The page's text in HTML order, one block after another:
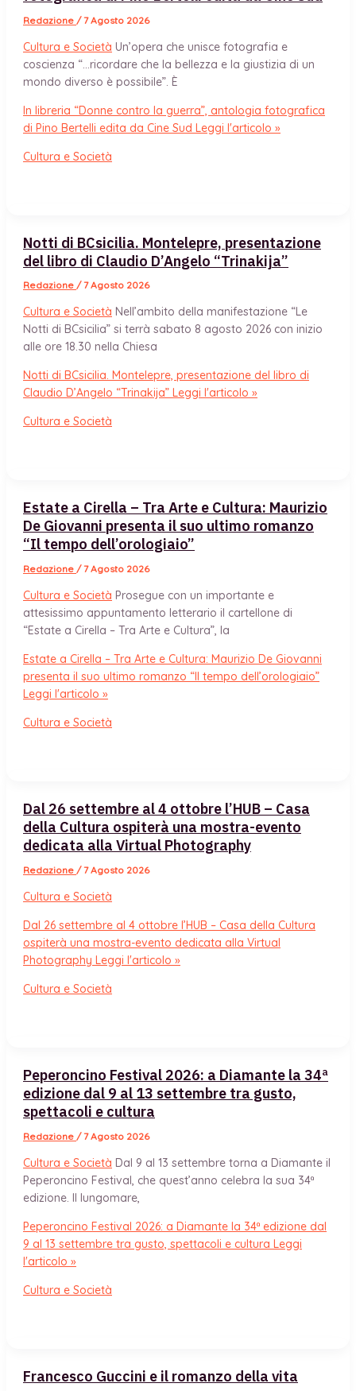
Redazione /7 Agosto 2026
Cultura e Società Un’opera che unisce fotografia e
coscienza “…ricordare che la bellezza e la giustizia di un
mondo diverso è possibile”. È
In libreria “Donne contro la guerra”, antologia fotografica
di Pino Bertelli edita da Cine Sud Leggi l'articolo »
Cultura e Società
Notti di BCsicilia. Montelepre, presentazione
del libro di Claudio D’Angelo “Trinakija”
Redazione /7 Agosto 2026
Cultura e Società Nell’ambito della manifestazione “Le
Notti di BCsicilia” si terrà sabato 8 agosto 2026 con inizio
alle ore 18.30 nella Chiesa
Notti di BCsicilia. Montelepre, presentazione del libro di
Claudio D’Angelo “Trinakija” Leggi l'articolo »
Cultura e Società
Estate a Cirella – Tra Arte e Cultura: Maurizio
De Giovanni presenta il suo ultimo romanzo
“Il tempo dell’orologiaio”
Redazione /7 Agosto 2026
Cultura e Società Prosegue con un importante e
attesissimo appuntamento letterario il cartellone di
“Estate a Cirella – Tra Arte e Cultura”, la
Estate a Cirella – Tra Arte e Cultura: Maurizio De Giovanni
presenta il suo ultimo romanzo “Il tempo dell’orologiaio”
Leggi l'articolo »
Cultura e Società
Dal 26 settembre al 4 ottobre l’HUB – Casa
della Cultura ospiterà una mostra-evento
dedicata alla Virtual Photography
Redazione /7 Agosto 2026
Cultura e Società
Dal 26 settembre al 4 ottobre l’HUB – Casa della Cultura
ospiterà una mostra-evento dedicata alla Virtual
Photography Leggi l'articolo »
Cultura e Società
Peperoncino Festival 2026: a Diamante la 34ª
edizione dal 9 al 13 settembre tra gusto,
spettacoli e cultura
Redazione /7 Agosto 2026
Cultura e Società Dal 9 al 13 settembre torna a Diamante il
Peperoncino Festival, che quest’anno celebra la sua 34ª
edizione. Il lungomare,
Peperoncino Festival 2026: a Diamante la 34ª edizione dal
9 al 13 settembre tra gusto, spettacoli e cultura Leggi
l'articolo »
Cultura e Società
Francesco Guccini e il romanzo della vita